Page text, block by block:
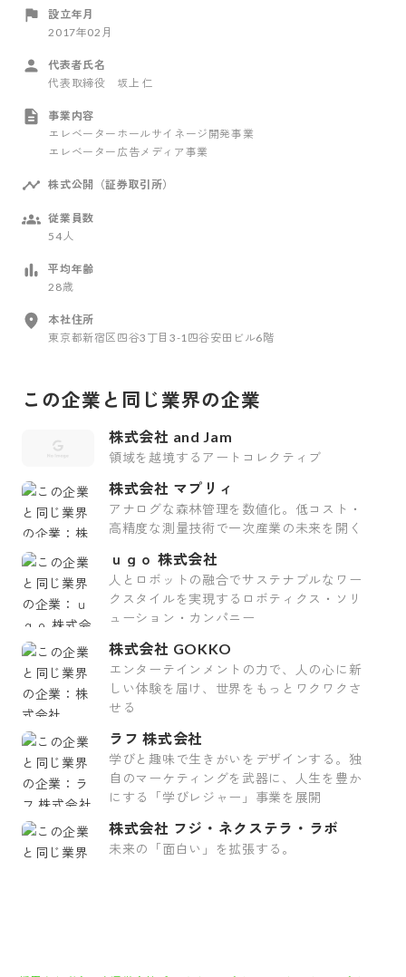
設立年月
2017年02月
代表者氏名
代表取締役 坂上 仁
事業内容
エレベーターホールサイネージ開発事業
エレベーター広告メディア事業
株式公開（証券取引所）
従業員数
54人
平均年齢
28歳
本社住所
東京都新宿区四谷3丁目3-1四谷安田ビル6階
この企業と同じ業界の企業
株式会社 and Jam
領域を越境するアートコレクティブ
株式会社 マプリィ
アナログな森林管理を数値化。低コスト・
高精度な測量技術で一次産業の未来を開く
ｕｇｏ 株式会社
人とロボットの融合でサステナブルなワー
クスタイルを実現するロボティクス・ソリ
ューション・カンパニー
株式会社 GOKKO
エンターテインメントの力で、人の心に新
しい体験を届け、世界をもっとワクワクさ
せる
ラフ 株式会社
学びと趣味で生きがいをデザインする。独
自のマーケティングを武器に、人生を豊か
にする「学びレジャー」事業を展開
株式会社 フジ・ネクステラ・ラボ
未来の「面白い」を拡張する。